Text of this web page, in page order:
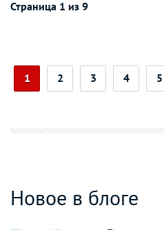
Страница 1 из 9
1 2 3 4 5
Новое в блоге